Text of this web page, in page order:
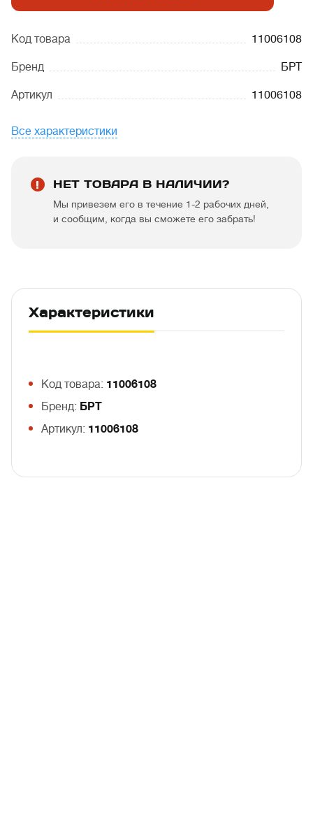
Код товара 11006108
Бренд БРТ
Артикул 11006108
Все характеристики
НЕТ ТОВАРА В НАЛИЧИИ?
Мы привезем его в течение 1-2 рабочих дней,
и сообщим, когда вы сможете его забрать!
Характеристики
Код товара: 11006108
Бренд: БРТ
Артикул: 11006108